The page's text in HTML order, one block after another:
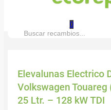
0
Buscar:
Elevalunas Electrico
Volkswagen Touareg
25 Ltr. – 128 kW TDI